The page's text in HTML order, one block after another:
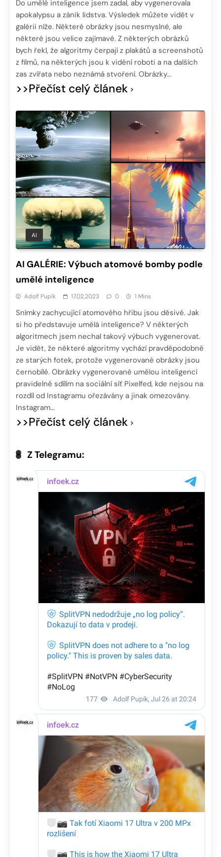
Do umělé inteligence jsem zadal, aby vygenerovala
apokalypsu a zánik lidstva. Výsledek můžete vidět v
galérii níže. Některé obrázky jsou nesmyslné, ale
některé jsou velice zajímavé. Z některých obrázků
bych řekl, že algoritmy čerpají z plakátů a screenshotů
z filmů, na některých jsou k vidění roboti a na dalších
zas zvířata nebo neznámá stvoření. Obrázky…
>>Přečíst celý článek
AI
AI GALÉRIE: Výbuch atomové bomby podle
umělé inteligence
Adolf Pupík 17.02.2023 0 1 Mins
Snímky zachycující atomového hřibu jsou děsivé. Jak
si ho představuje umělá inteligence? V některých
algoritmech jsem nechal takový výbuch vygenerovat.
Je vidět, že některé algoritmy vychází pravděpodobně
ze starých fotek, protože vygenerované obrázky jsou
černobílé. Obrázky vygenerované umělou inteligencí
pravidelně sdílím na sociální síť Pixelfed, kde nejsou na
rozdíl od Instagramu ořezávány a jinak omezovány.
Instagram…
>>Přečíst celý článek
Z Telegramu: